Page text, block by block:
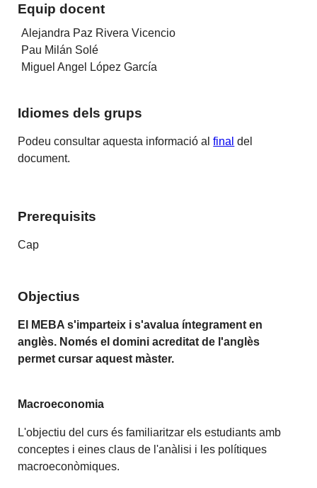
Equip docent
Alejandra Paz Rivera Vicencio
Pau Milán Solé
Miguel Angel López García
Idiomes dels grups
Podeu consultar aquesta informació alfinal del
document.
Prerequisits
Cap
Objectius
El MEBA s'imparteix i s'avalua íntegrament en
anglès. Només el domini acreditat de l'anglès
permet cursar aquest màster.
Macroeconomia
L'objectiu del curs és familiaritzar els estudiants amb
conceptes i eines claus de l'anàlisi i les polítiques
macroeconòmiques.